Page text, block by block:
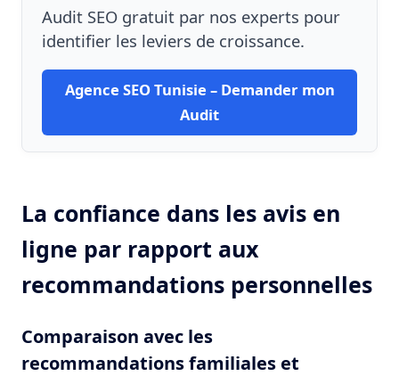
Audit SEO gratuit par nos experts pour
identifier les leviers de croissance.
Agence SEO Tunisie – Demander mon
Audit
La confiance dans les avis en
ligne par rapport aux
recommandations personnelles
Comparaison avec les
recommandations familiales et